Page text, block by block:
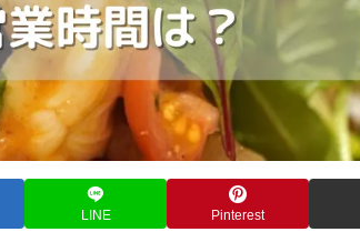
LINE Pinterest